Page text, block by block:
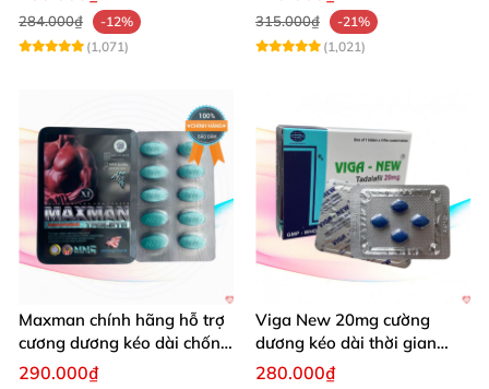
284.000₫
-12%
(1,071)
315.000₫
-21%
(1,021)
Maxman chính hãng hỗ trợ
cương dương kéo dài chống
xuất tinh sớm 10 viên
290.000₫
Viga New 20mg cường
dương kéo dài thời gian
chống xuất tinh hiệu quả
280.000₫